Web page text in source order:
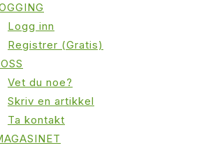
Logg inn
Registrer (Gratis)
Vet du noe?
Skriv en artikkel
Ta kontakt